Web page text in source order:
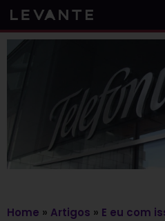
Skip
to
Home » Artigos » E eu com